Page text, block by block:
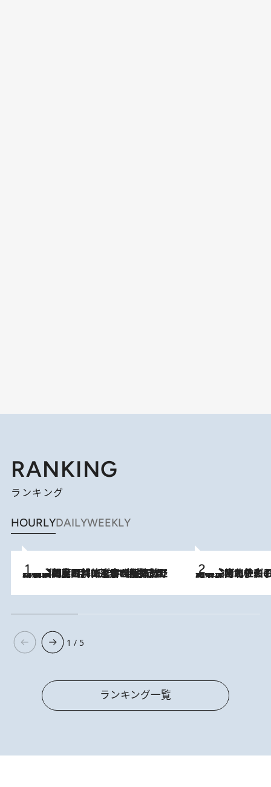
RANKING
ランキング
HOURLYDAILYWEEKLY
2026.8.8
「最後に見られてよかった」上野動物園の東園パンダ舎が解体前に特別公開。8月16日まで延長されたパネル展と共に辿る“半世紀”のパンダ飼育《解体工事の図面あり》 2026.8.3
《「文士の子ども被害者の会」発足！》阿川佐和子（72）が語る遠藤周作に北杜夫、劇作家・矢代静一の子どもたちの“文豪プライベート事件簿”
1 / 5
ランキング一覧